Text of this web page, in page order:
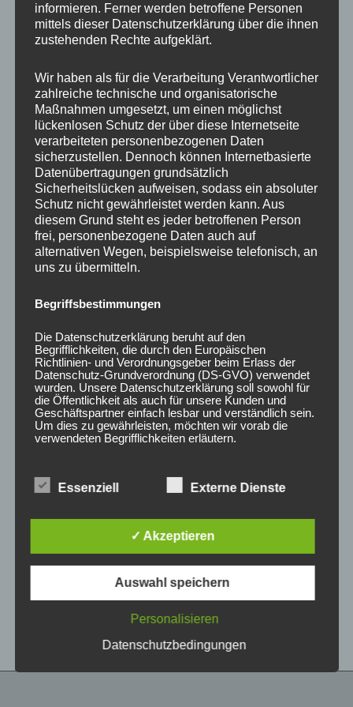
Ähnliche Produkte
CONCAVER CVR1
19×8,5 ET40 5×112
Platinum Black
450,00€ *
Bewertet
mit
CONCAVER CVR1
19×8,5 ET45 5×108
Brushed Bronze
5
19×8 ET40 5×112
425,00€ *
19×8,5 ET45 5×112
Candy Red
450,00€ *
Bewertet
von
5
informieren. Ferner werden betroffene Personen
mittels dieser Datenschutzerklärung über die ihnen
zustehenden Rechte aufgeklärt.
Wir haben als für die Verarbeitung Verantwortlicher
zahlreiche technische und organisatorische
Maßnahmen umgesetzt, um einen möglichst
lückenlosen Schutz der über diese Internetseite
verarbeiteten personenbezogenen Daten
sicherzustellen. Dennoch können Internetbasierte
Datenübertragungen grundsätzlich
Sicherheitslücken aufweisen, sodass ein absoluter
Schutz nicht gewährleistet werden kann. Aus
diesem Grund steht es jeder betroffenen Person
frei, personenbezogene Daten auch auf
alternativen Wegen, beispielsweise telefonisch, an
uns zu übermitteln.
Begriffsbestimmungen
Die Datenschutzerklärung beruht auf den
Begrifflichkeiten, die durch den Europäischen
Richtlinien- und Verordnungsgeber beim Erlass der
Datenschutz-Grundverordnung (DS-GVO) verwendet
wurden. Unsere Datenschutzerklärung soll sowohl für
die Öffentlichkeit als auch für unsere Kunden und
Geschäftspartner einfach lesbar und verständlich sein.
Um dies zu gewährleisten, möchten wir vorab die
verwendeten Begrifflichkeiten erläutern.
Wir verwenden in dieser Datenschutzerklärung
unter anderem die folgenden Begriffe:
Personenbezogene Daten sind alle
identifizierbare natürliche Person (im Folgenden
wird eine natürliche Person angesehen, die
Essenziell Externe Dienste
✓ Akzeptieren
Auswahl speichern
Personalisieren
Datenschutzbedingungen